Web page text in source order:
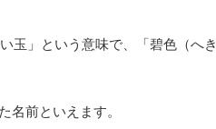
玉」という意味で、「碧色（へき
名前といえます。